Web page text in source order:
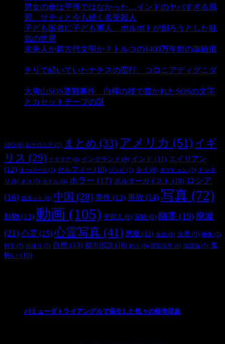
男女の命は平等ではなかった…インドのヤバすぎる風
習、サティと今も続く名誉殺人
子ども医者に子ども軍人、ポルポトが創ろうとした狂
気の世界
未来人か超古代文明か？トルコの1400万年前の車輪痕
チリで続いていたナチスの蛮行、コロニアディグニダ
大雪山SOS遭難事件 白樺の枝で書かれたSOSの文字
とカセットテープの謎
UFO (6) おそロシア (7) まとめ (33) アメリカ (51) イギ
リス (29) イタリア (6) イングランド (9) インド (11) エイリアン
(12) オーパーツ (7) セルフィー (10) ゾンビ (7) タイ (9) タマヒュン (7)
ドッキ
リ (8) ネコ (7) ホテル (6) ホラー (17) ポルターガイスト (10) ロシア
(16)
ロボット (6) 中国 (28) 事件 (13) 事故 (14) 写真 (72)
動物 (13) 動画 (105) 宇宙人 (9) 実験 (9) 幽霊 (19) 廃墟
(21) 心霊 (15) 心霊写真 (41) 悪魔 (11) 火山 (6) 火星 (9) 画像 (7)
科学 (7) 自撮り (7) 自然 (13) 都市伝説 (10) 釣り (6) 閲覧注意 (6) 陰謀論 (7) 鬼
怖い (10)
バミューダトライアングルで発生した数々の怪奇現象